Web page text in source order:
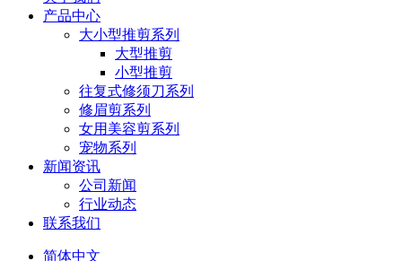
产品中心
大小型推剪系列
大型推剪
小型推剪
往复式修须刀系列
修眉剪系列
女用美容剪系列
宠物系列
新闻资讯
公司新闻
行业动态
联系我们
简体中文